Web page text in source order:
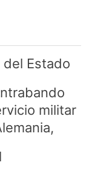
Estado
militar